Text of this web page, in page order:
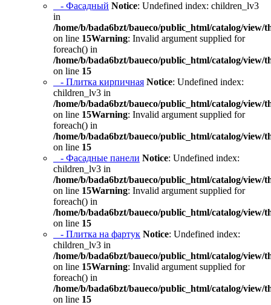
- Фасадный Notice: Undefined index: children_lv3
in
/home/b/bada6bzt/baueco/public_html/catalog/view/
on line 15Warning: Invalid argument supplied for
foreach() in
/home/b/bada6bzt/baueco/public_html/catalog/view/
on line 15
- Плитка кирпичная Notice: Undefined index:
children_lv3 in
/home/b/bada6bzt/baueco/public_html/catalog/view/
on line 15Warning: Invalid argument supplied for
foreach() in
/home/b/bada6bzt/baueco/public_html/catalog/view/
on line 15
- Фасадные панели Notice: Undefined index:
children_lv3 in
/home/b/bada6bzt/baueco/public_html/catalog/view/
on line 15Warning: Invalid argument supplied for
foreach() in
/home/b/bada6bzt/baueco/public_html/catalog/view/
on line 15
- Плитка на фартук Notice: Undefined index:
children_lv3 in
/home/b/bada6bzt/baueco/public_html/catalog/view/
on line 15Warning: Invalid argument supplied for
foreach() in
/home/b/bada6bzt/baueco/public_html/catalog/view/
on line 15